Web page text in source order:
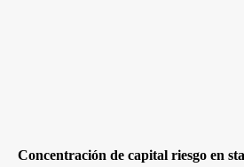
Concentración de capital riesgo en